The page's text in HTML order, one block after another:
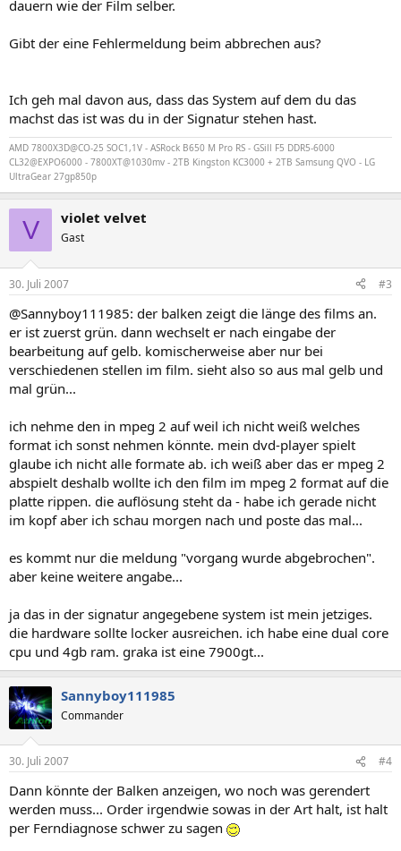
dauern wie der Film selber.
Gibt der eine Fehlermeldung beim abbrechen aus?
Ich geh mal davon aus, dass das System auf dem du das
machst das ist was du in der Signatur stehen hast.
AMD 7800X3D@CO-25 SOC1,1V - ASRock B650 M Pro RS - GSill F5 DDR5-6000
CL32@EXPO6000 - 7800XT@1030mv - 2TB Kingston KC3000 + 2TB Samsung QVO - LG
UltraGear 27gp850p
V violet velvet
Gast
30. Juli 2007 #3
@Sannyboy111985: der balken zeigt die länge des films an.
er ist zuerst grün. dann wechselt er nach eingabe der
bearbeitung auf gelb. komischerweise aber nur bei
verschiedenen stellen im film. sieht also so aus mal gelb und
mal grün...
ich nehme den in mpeg 2 auf weil ich nicht weiß welches
format ich sonst nehmen könnte. mein dvd-player spielt
glaube ich nicht alle formate ab. ich weiß aber das er mpeg 2
abspielt deshalb wollte ich den film im mpeg 2 format auf die
platte rippen. die auflösung steht da - habe ich gerade nicht
im kopf aber ich schau morgen nach und poste das mal...
es kommt nur die meldung "vorgang wurde abgebrochen".
aber keine weitere angabe...
ja das in der signatur angegebene system ist mein jetziges.
die hardware sollte locker ausreichen. ich habe eine dual core
cpu und 4gb ram. graka ist eine 7900gt...
Sannyboy111985
Commander
30. Juli 2007 #4
Dann könnte der Balken anzeigen, wo noch was gerendert
werden muss... Order irgendwie sowas in der Art halt, ist halt
per Ferndiagnose schwer zu sagen